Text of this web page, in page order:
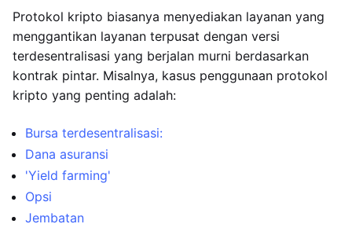
Protokol kripto biasanya menyediakan layanan yang
menggantikan layanan terpusat dengan versi
terdesentralisasi yang berjalan murni berdasarkan
kontrak pintar. Misalnya, kasus penggunaan protokol
kripto yang penting adalah:
Bursa terdesentralisasi:
Dana asuransi
'Yield farming'
Opsi
Jembatan